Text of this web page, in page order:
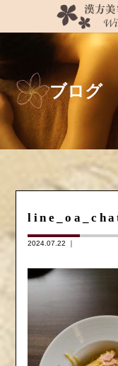
ブログ
2024.07.22 ｜